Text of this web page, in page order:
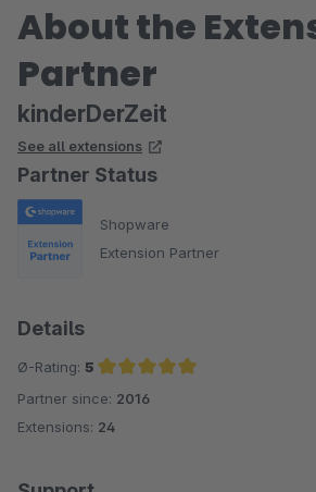
About the
Partner
kinderDerZeit
See all extensions
Partner Status
Shopware
Extension Partner
Details
Ø-Rating: 5
Average rating of 5 out of 5 stars
Partner since: 2016
Extensions: 24